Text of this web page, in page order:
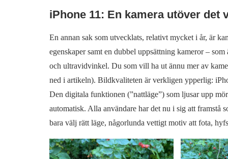
iPhone 11: En kamera utöver det
En annan sak som utvecklats, relativt mycket i år, är
egenskaper samt en dubbel uppsättning kameror –
och ultravidvinkel. Du som vill ha ut ännu mer av
ned i artikeln). Bildkvaliteten är verkligen ypperlig:
Den digitala funktionen (”nattläge”) som ljusar upp
automatisk. Alla användare har det nu i sig att framstå
bara välj rätt läge, någorlunda vettigt motiv att fota,